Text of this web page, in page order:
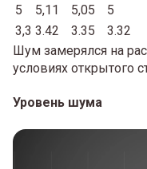
5
5,11 5,05
5
3,3 3.42 3.35
3.32
Шум замерялся на
условиях открытого
Уровень шума